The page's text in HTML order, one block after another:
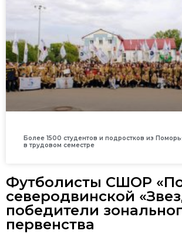
Более 1500 студентов и подростков из
в трудовом семестре
Футболисты СШОР
северодвинской
победители
первенства